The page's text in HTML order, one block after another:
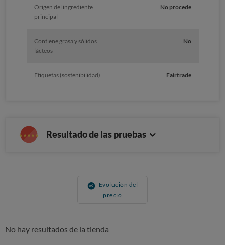
Origen del ingrediente
principal
No procede
Contiene grasa y sólidos
lácteos
No
Etiquetas (sostenibilidad) Fairtrade
Resultado de las pruebas
Evolución del
precio
No hay resultados de la tienda